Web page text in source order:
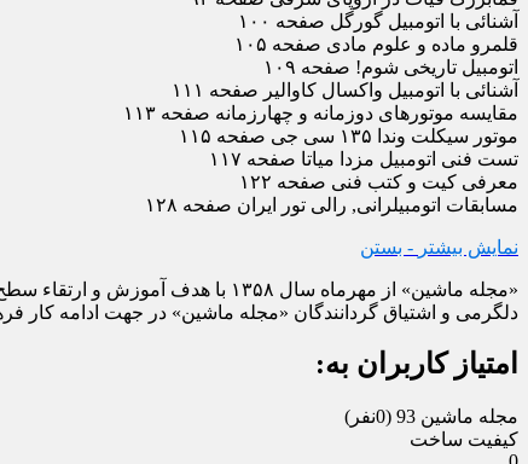
آشنائی با اتومبیل گورگل صفحه ۱۰۰
قلمرو ماده و علوم مادی صفحه ۱۰۵
اتومبیل تاریخی شوم! صفحه ۱۰۹
آشنائی با اتومبیل واکسال کاوالیر صفحه ۱۱۱
مقایسه موتورهای دوزمانه و چهارزمانه صفحه ۱۱۳
موتور سیکلت وندا ۱۳۵ سی جی صفحه ۱۱۵
تست فنی اتومبیل مزدا میاتا صفحه ۱۱۷
معرفی کیت و کتب فنی صفحه ۱۲۲
مسابقات اتومبیلرانی, رالی تور ایران صفحه ۱۲۸
نمایش بیشتر - بستن
«مجله ماشین» از مهرماه سال
دلگرمی و اشتیاق گردانندگان «مجله ماشین» در جهت ادامه کار
امتیاز کاربران به:
مجله ماشین 93
(0نفر)
کیفیت ساخت